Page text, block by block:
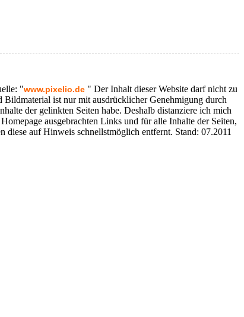
"www.pixelio.de " Der Inhalt dieser Website darf nicht zu
ist nur mit ausdrücklicher Genehmigung durch
der gelinkten Seiten habe. Deshalb distanziere ich mich
ausgebrachten Links und für alle Inhalte der Seiten,
diese auf Hinweis schnellstmöglich entfernt. Stand: 07.2011